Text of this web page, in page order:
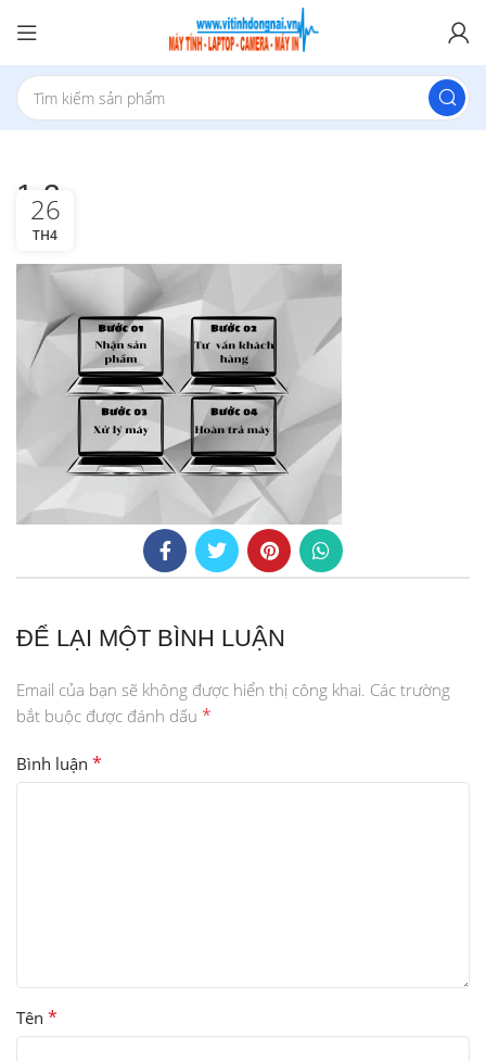
1-2
26
TH4
ĐỂ LẠI MỘT BÌNH LUẬN
Email của bạn sẽ không được hiển thị công khai. Các trường
bắt buộc được đánh dấu *
Bình luận *
Tên *